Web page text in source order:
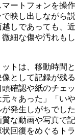
ートフォンを操
映し出しながら
しであっても、
細な傷や汚れも
トは、移動時間
として記録が残
確認や紙のチェ
々あった」「い
発生しがちでし
な動画や写真で
回復をめぐるト